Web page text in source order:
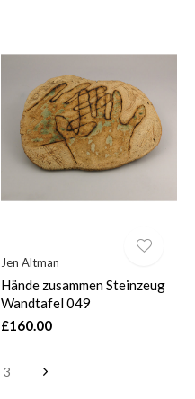
Jen Altman
Hände zusammen Steinzeug
Wandtafel 049
£160.00
3